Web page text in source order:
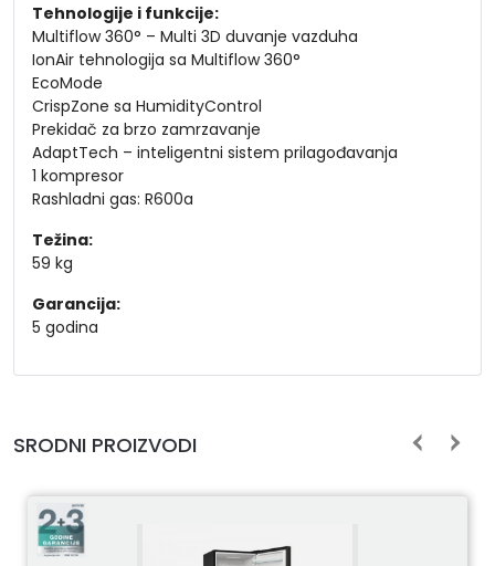
Tehnologije i funkcije:
Multiflow 360° – Multi 3D duvanje vazduha
IonAir tehnologija sa Multiflow 360°
EcoMode
CrispZone sa HumidityControl
Prekidač za brzo zamrzavanje
AdaptTech – inteligentni sistem prilagođavanja
1 kompresor
Rashladni gas: R600a
Težina:
59 kg
Garancija:
5 godina
SRODNI PROIZVODI